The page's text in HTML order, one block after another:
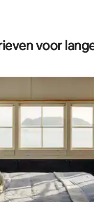
van 5 op 5, 33
voor